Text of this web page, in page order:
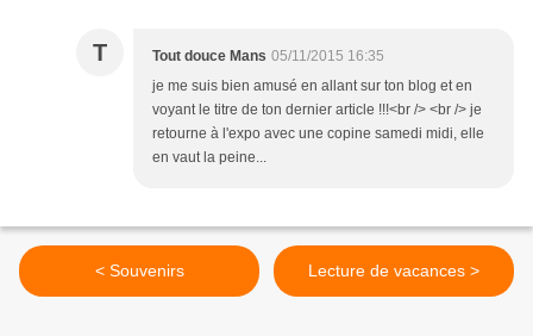
T Tout douce Mans 05/11/2015 16:35
je me suis bien amusé en allant sur ton blog et en
voyant le titre de ton dernier article !!!<br /> <br /> je
retourne à l'expo avec une copine samedi midi, elle
en vaut la peine...
< Souvenirs Lecture de vacances >